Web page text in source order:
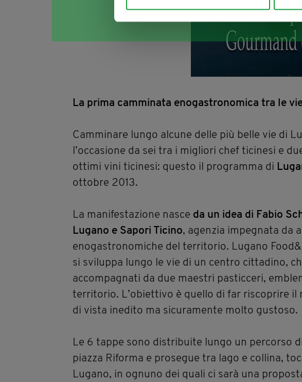
La prima camminata enogastronomica tra le
Camminare lungo alcune delle più belle vie di
l’occasione da sei tra i migliori chef ticinesi e
ottimi vini ticinesi: questo il programma di
ottobre 2013.
La manifestazione nasce da un idea di Fabio
Lugano e Sapori Ticino, agenzia impegnata da
enogastronomiche del territorio. Lugano
si sviluppa lungo le vie di un centro cittadino,
accompagnati da due maestri pasticceri,
territorio. L’obiettivo è quello di far riscoprire il
di vista inedito ma sicuramente molto gustoso.
Le 6 tappe sono distribuite lungo un percorso
piazza Riforma e prosegue tra lago e collina,
Lugano, in ognuno dei quali ci sarà una